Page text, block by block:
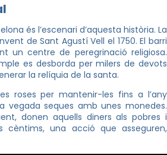
és l’escenari d’aquesta història. La
de Sant Agustí Vell el 1750. El barri
un centre de peregrinació religiosa.
es desborda per milers de devots
la relíquia de la santa.
roses per mantenir-les fins a l’any
vegada seques amb unes monedes.
donen aquells diners als pobres i
cèntims, una acció que asseguren,